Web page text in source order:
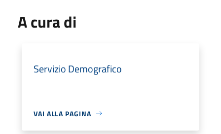
A cura di
Servizio Demografico
VAI ALLA PAGINA